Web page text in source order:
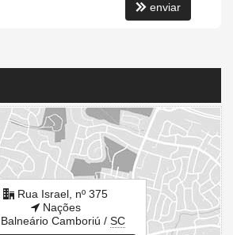
enviar
Rua Israel, nº 375
Nações
Balneário Camboriú / SC